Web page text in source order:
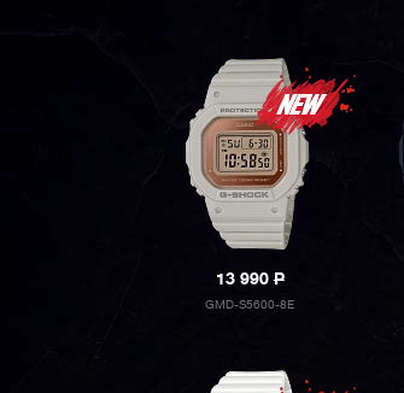
13 990P
GMD-S5600-8E